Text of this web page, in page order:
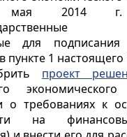
2014 г.
для подписания
пункте 1
проект
о требованиях к
на